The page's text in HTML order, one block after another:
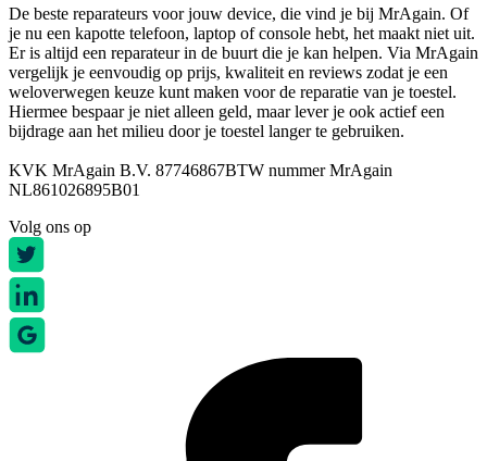
De beste reparateurs voor jouw device, die vind je bij MrAgain. Of
je nu een kapotte telefoon, laptop of console hebt, het maakt niet uit.
Er is altijd een reparateur in de buurt die je kan helpen. Via MrAgain
vergelijk je eenvoudig op prijs, kwaliteit en reviews zodat je een
weloverwegen keuze kunt maken voor de reparatie van je toestel.
Hiermee bespaar je niet alleen geld, maar lever je ook actief een
bijdrage aan het milieu door je toestel langer te gebruiken.
KVK MrAgain B.V. 87746867BTW nummer MrAgain
NL861026895B01
Volg ons op